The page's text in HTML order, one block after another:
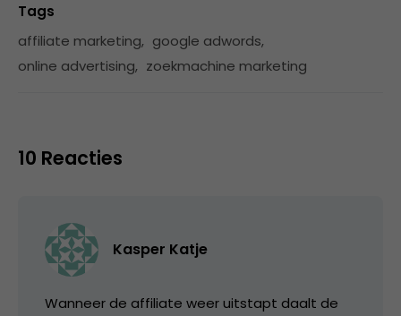
Tags
affiliate marketing, google adwords,
online advertising, zoekmachine marketing
10 Reacties
Kasper Katje
Wanneer de affiliate weer uitstapt daalt de